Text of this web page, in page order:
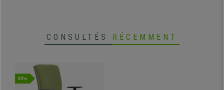
CONSULTÉS RÉCEMMENT
Offre